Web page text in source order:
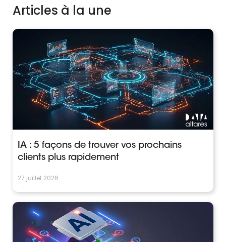
Articles à la une
IA : 5 façons de trouver vos prochains
clients plus rapidement
27 juillet 2026